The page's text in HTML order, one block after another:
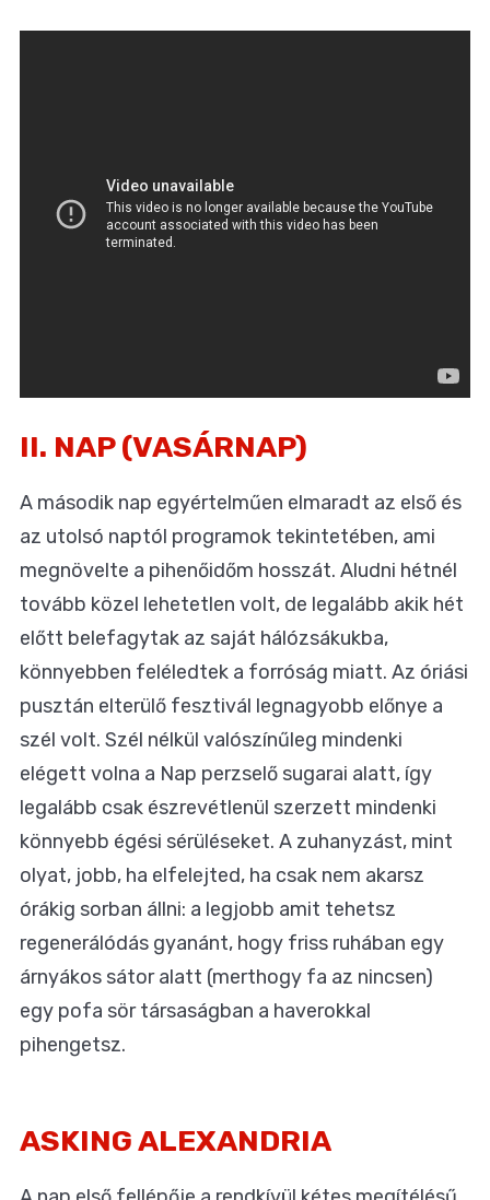
II. NAP (VASÁRNAP)
A második nap egyértelműen elmaradt az első és
az utolsó naptól programok tekintetében, ami
megnövelte a pihenőidőm hosszát. Aludni hétnél
tovább közel lehetetlen volt, de legalább akik hét
előtt belefagytak az saját hálózsákukba,
könnyebben feléledtek a forróság miatt. Az óriási
pusztán elterülő fesztivál legnagyobb előnye a
szél volt. Szél nélkül valószínűleg mindenki
elégett volna a Nap perzselő sugarai alatt, így
legalább csak észrevétlenül szerzett mindenki
könnyebb égési sérüléseket. A zuhanyzást, mint
olyat, jobb, ha elfelejted, ha csak nem akarsz
órákig sorban állni: a legjobb amit tehetsz
regenerálódás gyanánt, hogy friss ruhában egy
árnyákos sátor alatt (merthogy fa az nincsen)
egy pofa sör társaságban a haverokkal
pihengetsz.
ASKING ALEXANDRIA